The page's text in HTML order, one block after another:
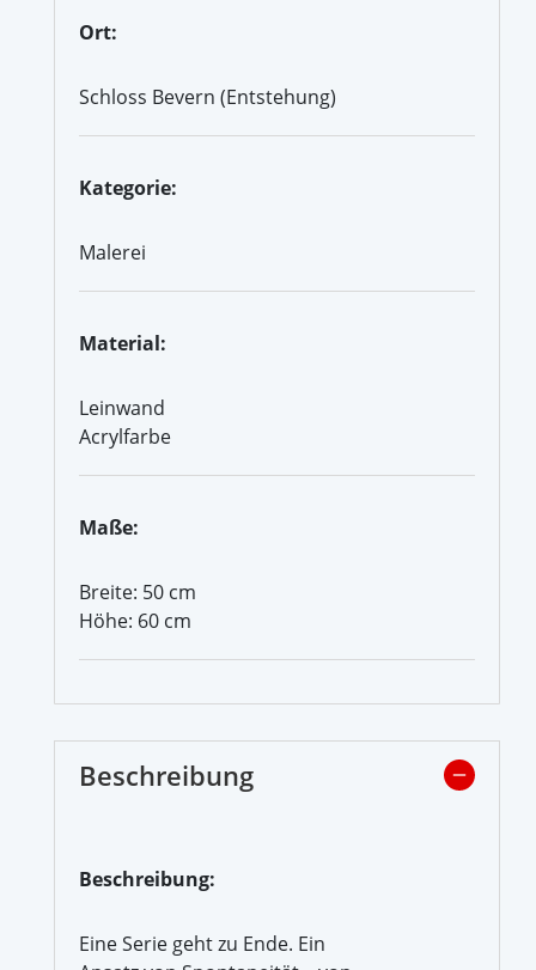
Ort:
Schloss Bevern (Entstehung)
Kategorie:
Malerei
Material:
Leinwand
Acrylfarbe
Maße:
Breite: 50 cm
Höhe: 60 cm
Beschreibung
Beschreibung:
Eine Serie geht zu Ende. Ein